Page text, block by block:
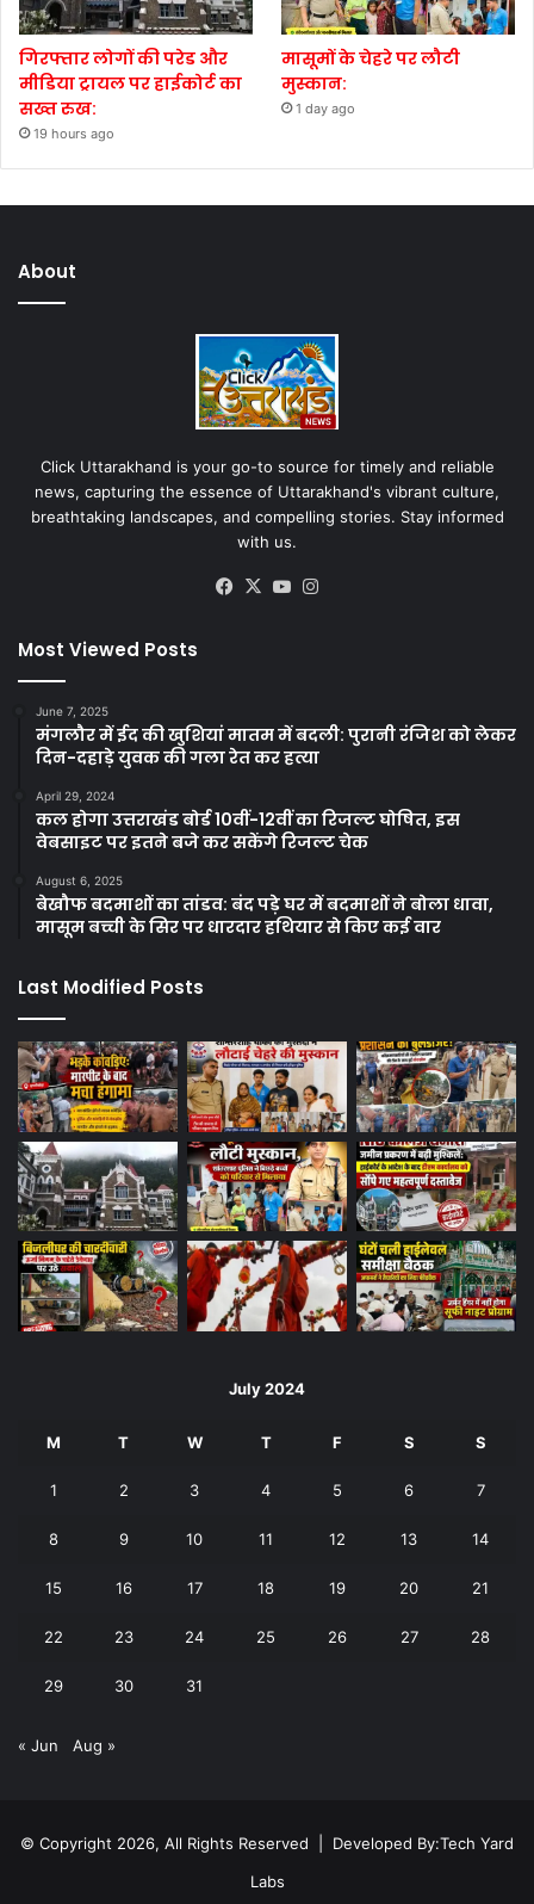
गिरफ्तार लोगों की परेड और
मीडिया ट्रायल पर हाईकोर्ट का
सख्त रुख:
19 hours ago
मासूमों के चेहरे पर लौटी
मुस्कान:
1 day ago
About
Click Uttarakhand is your go-to source for timely and reliable
news, capturing the essence of Uttarakhand's vibrant culture,
breathtaking landscapes, and compelling stories. Stay informed
with us.
Facebook
X YouTube
Most Viewed Posts
June 7, 2025
मंगलौर में ईद की खुशियां मातम में बदली: पुरानी रंजिश को लेकर
दिन-दहाड़े युवक की गला रेत कर हत्या
April 29, 2024
कल होगा उत्तराखंड बोर्ड 10वीं-12वीं का रिजल्ट घोषित, इस
वेबसाइट पर इतने बजे कर सकेंगे रिजल्ट चेक
August 6, 2025
बेखौफ बदमाशों का तांडव: बंद पड़े घर में बदमाशों ने बोला धावा,
मासूम बच्ची के सिर पर धारदार हथियार से किए कई वार
Last Modified Posts
July 2024
M T W T F S S
1 2 3 4 5 6 7
8 9 10 11 12 13 14
15 16 17 18 19 20 21
22 23 24 25 26 27 28
29 30 31
« Jun Aug »
© Copyright 2026, All Rights Reserved | Developed By:Tech Yard
Labs